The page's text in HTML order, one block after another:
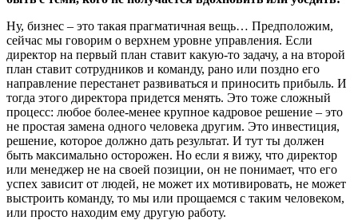
Ну, бизнес – это такая прагматичная вещь… Предположим,
сейчас мы говорим о верхнем уровне управления. Если
директор на первый план ставит какую-то задачу, а на второй
план ставит сотрудников и команду, рано или поздно его
направление перестанет развиваться и приносить прибыль. И
тогда этого директора придется менять. Это тоже сложный
процесс: любое более-менее крупное кадровое решение – это
не простая замена одного человека другим. Это инвестиция,
решение, которое должно дать результат. И тут ты должен
быть максимально осторожен. Но если я вижу, что директор
или менеджер не на своей позиции, он не понимает, что его
успех зависит от людей, не может их мотивировать, не может
выстроить команду, то мы или прощаемся с таким человеком,
или просто находим ему другую работу.